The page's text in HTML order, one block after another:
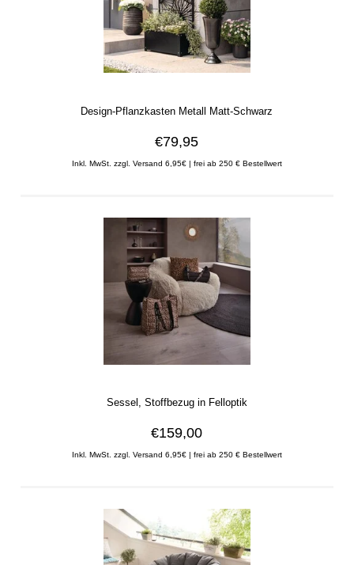
Design-Pflanzkasten Metall Matt-Schwarz
€79,95
Inkl. MwSt. zzgl. Versand 6,95€ | frei ab 250 € Bestellwert
Sessel, Stoffbezug in Felloptik
€159,00
Inkl. MwSt. zzgl. Versand 6,95€ | frei ab 250 € Bestellwert